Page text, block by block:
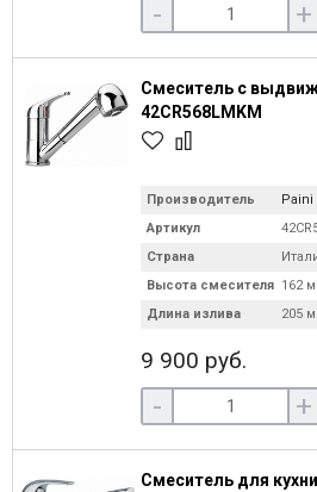
- +
Смеситель с
42CR568LMKM
Производитель
Paini
Артикул
Страна
Высота смесителя 162
Длина излива
205
9 900 руб.
- +
Смеситель для